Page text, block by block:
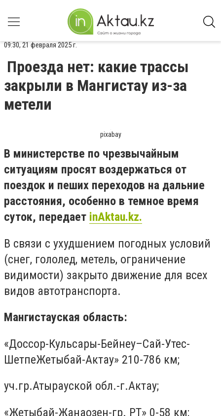
09:30, 21 февраля 2025 г.
Проезда нет: какие трассы
закрыли в Мангистау из-за
метели
pixabay
В министерстве по чрезвычайным
ситуациям просят воздержаться от
поездок и пеших переходов на дальние
расстояния, особенно в темное время
суток, передает inAktau.kz.
В связи с ухудшением погодных условий
(снег, гололед, метель, ограничение
видимости) закрыто движение для всех
видов автотранспорта.
Мангистауская область:
«Доссор-Кульсары-Бейнеу–Сай-Утес-
ШетпеЖетыбай-Актау» 210-786 км;
уч.гр.Атырауской обл.-г.Актау;
«Жетыбай-Жанаозен-гр. РТ» 0-58 км;